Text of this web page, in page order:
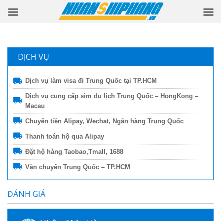
DỊCH VỤ
Dịch vụ làm visa đi Trung Quốc tại TP.HCM
Dịch vụ cung cấp sim du lịch Trung Quốc – HongKong –
Macau
Chuyển tiền Alipay, Wechat, Ngân hàng Trung Quốc
Thanh toán hộ qua Alipay
Đặt hộ hàng Taobao,Tmall, 1688
Vận chuyển Trung Quốc – TP.HCM
ĐÁNH GIÁ